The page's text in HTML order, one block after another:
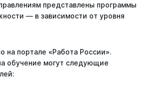
представлены программы
— в зависимости от уровня
на портале «Работа России».
обучение могут следующие